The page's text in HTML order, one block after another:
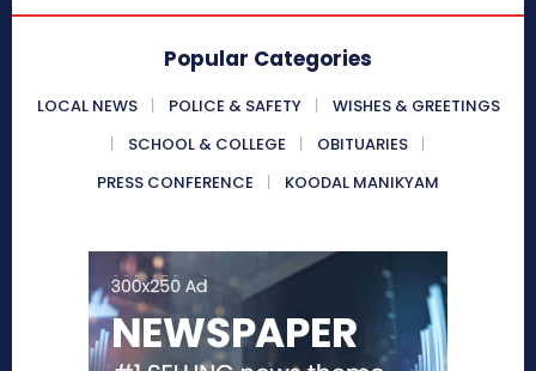
Popular Categories
LOCAL NEWS POLICE & SAFETY
WISHES & GREETINGS
SCHOOL & COLLEGE
OBITUARIES
PRESS CONFERENCE
KOODAL MANIKYAM